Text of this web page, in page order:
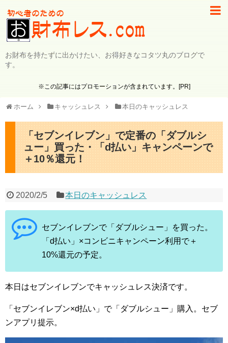
お財布を持たずに出かけたい、お得好きなコタツ丸のブログで
す。
※この記事にはプロモーションが含まれています。[PR]
ホーム キャッシュレス 本日のキャッシュレス
「セブンイレブン」で定番の「ダブルシ
ュー」買った・「d払い」キャンペーンで
＋10％還元！
2020/2/5 本日のキャッシュレス
セブンイレブンで「ダブルシュー」を買った。
「d払い」×コンビニキャンペーン利用で＋
10%還元の予定。
本日はセブンイレブンでキャッシュレス決済です。
「セブンイレブン×d払い」で「ダブルシュー」購入。セブ
ンアプリ提示。